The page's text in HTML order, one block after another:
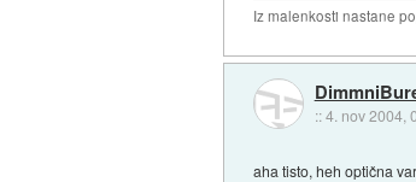
Iz malenkosti nastane
::4. nov 2004,
aha tisto, heh optična